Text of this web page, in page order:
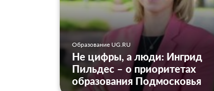
Образование UG.RU
Не цифры, а люди: Ингрид
Пильдес – о приоритетах
образования Подмосковья